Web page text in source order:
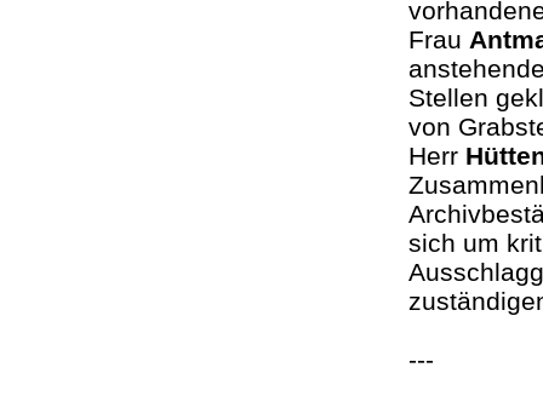
Frau
Stellen
von
Herr
sich um
---